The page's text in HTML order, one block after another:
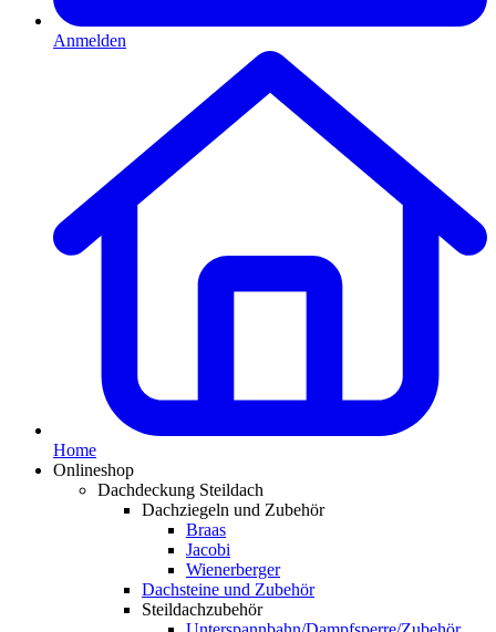
Anmelden
Home
Onlineshop
Dachdeckung Steildach
Dachziegeln und Zubehör
Braas
Jacobi
Wienerberger
Dachsteine und Zubehör
Steildachzubehör